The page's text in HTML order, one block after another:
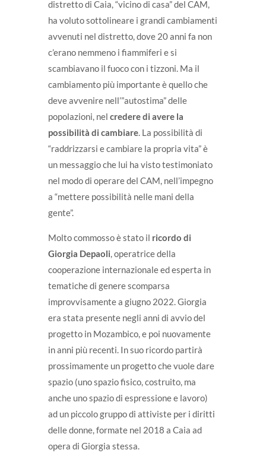
distretto di Caia, “vicino di casa” del CAM,
ha voluto sottolineare i grandi cambiamenti
avvenuti nel distretto, dove 20 anni fa non
c’erano nemmeno i fiammiferi e si
scambiavano il fuoco con i tizzoni. Ma il
cambiamento più importante è quello che
deve avvenire nell’”autostima” delle
popolazioni, nel credere di avere la
possibilità di cambiare. La possibilità di
“raddrizzarsi e cambiare la propria vita” è
un messaggio che lui ha visto testimoniato
nel modo di operare del CAM, nell’impegno
a “mettere possibilità nelle mani della
gente”.
Molto commosso è stato il ricordo di
Giorgia Depaoli, operatrice della
cooperazione internazionale ed esperta in
tematiche di genere scomparsa
improvvisamente a giugno 2022. Giorgia
era stata presente negli anni di avvio del
progetto in Mozambico, e poi nuovamente
in anni più recenti. In suo ricordo partirà
prossimamente un progetto che vuole dare
spazio (uno spazio fisico, costruito, ma
anche uno spazio di espressione e lavoro)
ad un piccolo gruppo di attiviste per i diritti
delle donne, formate nel 2018 a Caia ad
opera di Giorgia stessa.